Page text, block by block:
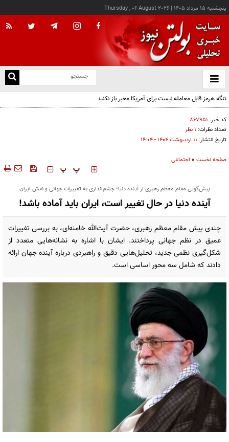
پنجشنبه ۱۵ مرداد ۱۴۰۵ |
Thursday , 06 August 2026
باز
و
تنگه هرمز قابل معامله نیست برای آمریکا معبر باز نکنید
کد خبر: ۸۶۷۹۵۱
تعداد نظرات: ۱ نظر
تاریخ انتشار: ۱۱ ارديبهشت ۱۴۰۴ - ۱۴:۰۴
صفحه نخست » اجتماعی
‍‍‍ پ پ
پیش‌گویی مقام معظم رهبری از آینده دنیا؛ چشم‌اندازی به تغییرات جهانی و نقش ایران
آینده دنیا در حال تغییر است، ایران باید آماده باشد!
چندی پیش مقام معظم رهبری، حضرت آیت‌الله خامنه‌ای، به بررسی تغییرات
عمیق در نظم جهانی پرداختند. ایشان با اشاره به نشانه‌هایی متعدد از
شکل‌گیری نظمی جدید، تحلیل‌هایی دقیق و راهبردی درباره آینده جهان ارائه
دادند که شامل سه محور اساسی است.